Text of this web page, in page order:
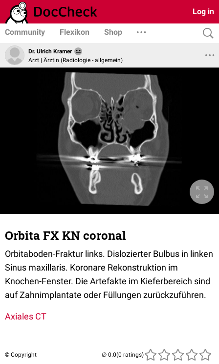
Log in
Community Flexikon Shop
Dr. Ulrich Kramer
Arzt | Ärztin (Radiologie - allgemein)
Orbita FX KN coronal
Orbitaboden-Fraktur links. Dislozierter Bulbus in linken
Sinus maxillaris. Koronare Rekonstruktion im
Knochen-Fenster. Die Artefakte im Kieferbereich sind
auf Zahnimplantate oder Füllungen zurückzuführen.
Axiales CT
© Copyright (0 ratings)